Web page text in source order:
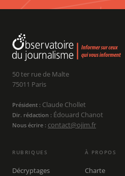
50 ter rue de Malte
75011 Paris
Président : Claude Chollet
Dir. rédaction : Édouard Chanot
Nous écrire : contact@ojim.fr
RUBRIQUES
Décryptages
À PROPOS
Charte